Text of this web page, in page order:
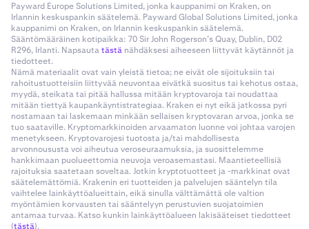
Payward Europe Solutions Limited, jonka kauppanimi on Kraken, on
Irlannin keskuspankin säätelemä. Payward Global Solutions Limited, jonka
kauppanimi on Kraken, on Irlannin keskuspankin säätelemä.
Sääntömääräinen kotipaikka: 70 Sir John Rogerson’s Quay, Dublin, D02
R296, Irlanti. Napsautatästä nähdäksesi aiheeseen liittyvät käytännöt ja
tiedotteet.
Nämä materiaalit ovat vain yleistä tietoa; ne eivät ole sijoituksiin tai
rahoitustuotteisiin liittyvää neuvontaa eivätkä suositus tai kehotus ostaa,
myydä, steikata tai pitää hallussa mitään kryptovaroja tai noudattaa
mitään tiettyä kaupankäyntistrategiaa. Kraken ei nyt eikä jatkossa pyri
nostamaan tai laskemaan minkään sellaisen kryptovaran arvoa, jonka se
tuo saataville. Kryptomarkkinoiden arvaamaton luonne voi johtaa varojen
menetykseen. Kryptovarojesi tuotosta ja/tai mahdollisesta
arvonnoususta voi aiheutua veroseuraamuksia, ja suosittelemme
hankkimaan puolueettomia neuvoja veroasemastasi. Maantieteellisiä
rajoituksia saatetaan soveltaa. Jotkin kryptotuotteet ja -markkinat ovat
säätelemättömiä. Krakenin eri tuotteiden ja palvelujen sääntelyn tila
vaihtelee lainkäyttöalueittain, eikä sinulla välttämättä ole valtion
myöntämien korvausten tai sääntelyyn perustuvien suojatoimien
antamaa turvaa. Katso kunkin lainkäyttöalueen lakisääteiset tiedotteet
(tästä).